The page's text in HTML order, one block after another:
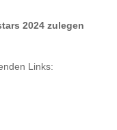
2024 zulegen
Links: